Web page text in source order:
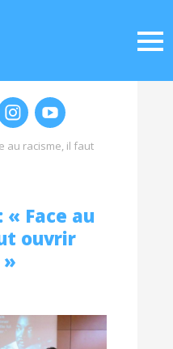
au racisme, il faut
Face au
ouvrir